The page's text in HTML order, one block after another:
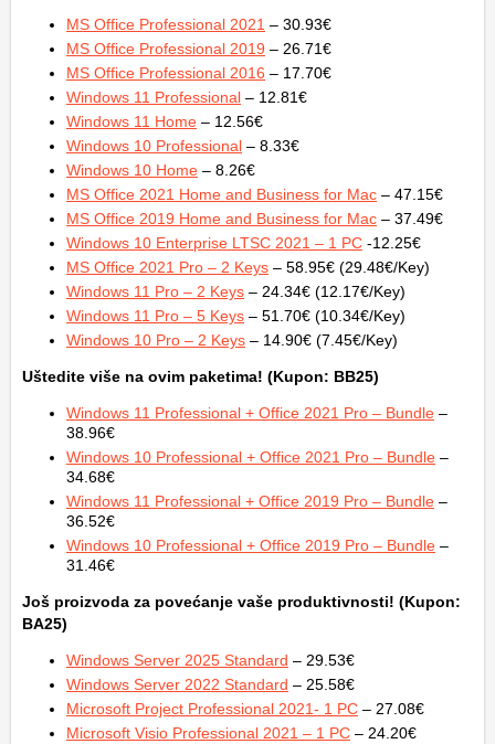
MS Office Professional 2021 – 30.93€
MS Office Professional 2019 – 26.71€
MS Office Professional 2016 – 17.70€
Windows 11 Professional – 12.81€
Windows 11 Home – 12.56€
Windows 10 Professional – 8.33€
Windows 10 Home – 8.26€
MS Office 2021 Home and Business for Mac – 47.15€
MS Office 2019 Home and Business for Mac – 37.49€
Windows 10 Enterprise LTSC 2021 – 1 PC -12.25€
MS Office 2021 Pro – 2 Keys – 58.95€ (29.48€/Key)
Windows 11 Pro – 2 Keys – 24.34€ (12.17€/Key)
Windows 11 Pro – 5 Keys – 51.70€ (10.34€/Key)
Windows 10 Pro – 2 Keys – 14.90€ (7.45€/Key)
Uštedite više na ovim paketima! (Kupon: BB25)
Windows 11 Professional + Office 2021 Pro – Bundle –
38.96€
Windows 10 Professional + Office 2021 Pro – Bundle –
34.68€
Windows 11 Professional + Office 2019 Pro – Bundle –
36.52€
Windows 10 Professional + Office 2019 Pro – Bundle –
31.46€
Još proizvoda za povećanje vaše produktivnosti! (Kupon:
BA25)
Windows Server 2025 Standard – 29.53€
Windows Server 2022 Standard – 25.58€
Microsoft Project Professional 2021- 1 PC – 27.08€
Microsoft Visio Professional 2021 – 1 PC – 24.20€